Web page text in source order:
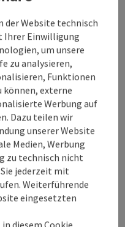
Beitrag drucken
In der Nähe
der Website technisch
Ihrer Einwilligung
um unsere
zu analysieren,
Funktionen
können, externe
Werbung auf
Dazu teilen wir
unserer Website
Medien, Werbung
zu technisch nicht
jederzeit mit
Weiterführende
eingesetzten
diesem Cookie